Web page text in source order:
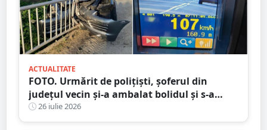
ACTUALITATE
FOTO. Urmărit de polițiști, șoferul din
județul vecin și-a ambalat bolidul și s-a
oprit într-un cap de pod. Apoi a luat-o la
fugă
26 iulie 2026